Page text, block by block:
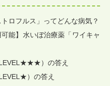
ロフルス」ってどんな病気？
能】水いぼ治療薬「ワイキャ
）の答え
）の答え